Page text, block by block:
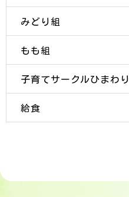
みどり組
もも組
子育てサークルひまわり
給食